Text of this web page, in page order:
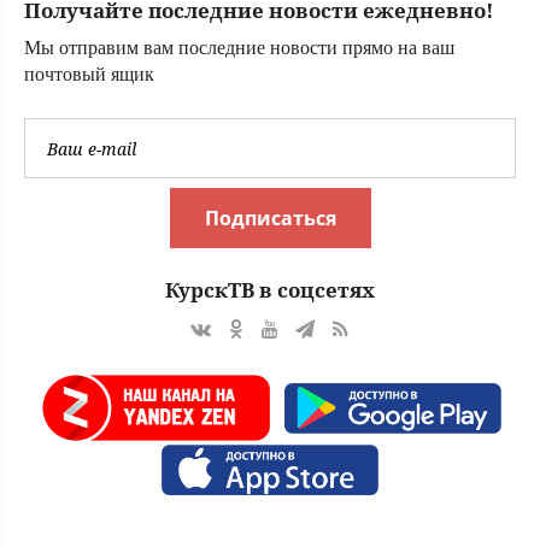
студенческая
прожившая
Получайте последние новости ежедневно!
Мы отправим вам последние новости прямо на ваш
почтовый ящик
Подписаться
КурскТВ в соцсетях